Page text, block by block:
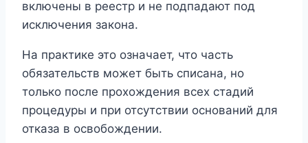
включены в реестр и не подпадают под
исключения закона.
На практике это означает, что часть
обязательств может быть списана, но
только после прохождения всех стадий
процедуры и при отсутствии оснований для
отказа в освобождении.